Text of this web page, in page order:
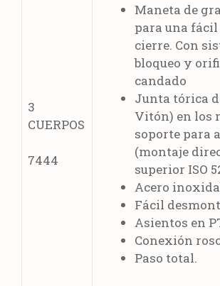
3
CUERPOS
7444
Maneta de
para una
cierre. Con
bloqueo y
candado
Junta tórica
Vitón) en los
soporte para
(montaje
superior ISO
Acero
Fácil
Asientos en
Conexión
Paso total.